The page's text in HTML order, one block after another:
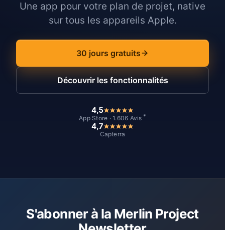
Une app pour votre plan de projet, native
sur tous les appareils Apple.
30 jours gratuits
Découvrir les fonctionnalités
4,5
App Store · 1.606 Avis *
4,7
Capterra
S'abonner à la Merlin Project